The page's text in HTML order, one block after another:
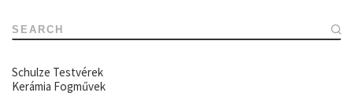
SEARCH
Schulze Testvérek
Kerámia Fogművek